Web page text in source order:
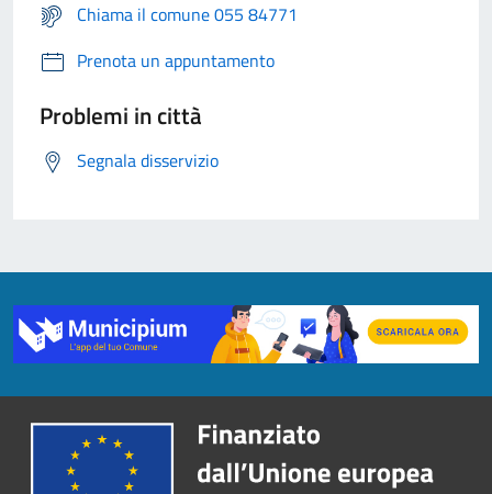
Chiama il comune 055 84771
Prenota un appuntamento
Problemi in città
Segnala disservizio